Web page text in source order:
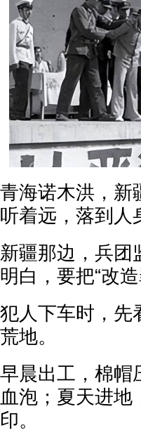
青海诺木洪，新
听着远，落到人
新疆那边，兵团
明白，要把“改
犯人下车时，先
荒地。
早晨出工，棉帽
血泡；夏天进
印。